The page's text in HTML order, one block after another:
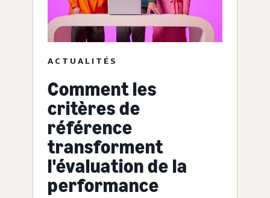
ACTUALITÉS
Comment les
critères de
référence
transforment
l'évaluation de la
performance